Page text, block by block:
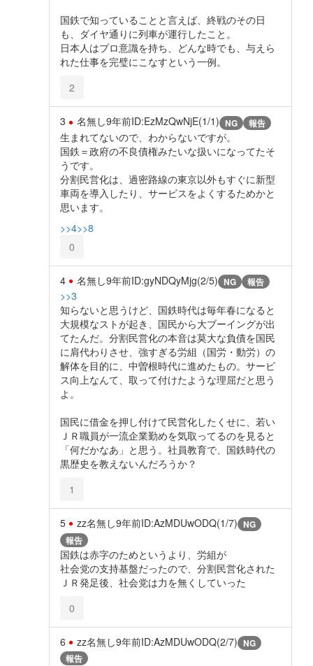
国鉄で知っていることと言えば、終戦のその日
も、ダイヤ通りに列車が運行したこと。
日本人はプロ意識を持ち、どんな時でも、与えら
れた仕事を完璧にこなすという一例。
2
3 名無し9年前ID:EzMzQwNjE(1/1) NG 報告
生まれてないので、わからないですが。
国鉄＝政府の不良債権みたいな扱いになってたそ
うです。
分割民営化は、過密路線の東京以外もすぐに新型
車両を導入したり、サービスをよくするためかと
思います。
>>4>>8
0
4 名無し9年前ID:gyNDQyMjg(2/5) NG 報告
>>3
知らないと思うけど、国鉄時代は毎年春になると
大規模なストが起き、国民から大ブーイングが出
てたんだ。分割民営化の本音は莫大な負債を国民
に肩代わりさせ、強すぎる労組（国労・動労）の
解体を目的に、中曽根時代に進めたもの。サービ
ス向上なんて、取って付けたような理屈だと思う
よ。
国民に借金を押し付けて民営化したくせに、若い
ＪＲ職員が一流企業勤めを気取ってるのを見ると
「何だかなあ」と思う。社員教育で、国鉄時代の
黒歴史を教えないんだろうか？
1
5 zz名無し9年前ID:AzMDUwODQ(1/7) NG
報告
国鉄は赤字のためというより、労組が
社会党の支持基盤だったので、分割民営化された
ＪＲ発足後、社会党は力を無くしていった
0
6 zz名無し9年前ID:AzMDUwODQ(2/7) NG
報告